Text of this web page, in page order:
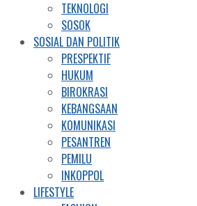
TEKNOLOGI
SOSOK
SOSIAL DAN POLITIK
PRESPEKTIF
HUKUM
BIROKRASI
KEBANGSAAN
KOMUNIKASI
PESANTREN
PEMILU
INKOPPOL
LIFESTYLE